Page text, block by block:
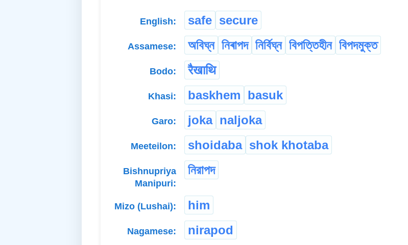
English: safe secure
Assamese: অবিঘ্ন নিৰাপদ নিৰ্বিঘ্ন বিপত্তিহীন বিপদমুক্ত
Bodo: रैखाथि
Khasi: baskhem basuk
Garo: joka naljoka
Meeteilon: shoidaba shok khotaba
Bishnupriya
Manipuri:
নিরাপদ
Mizo (Lushai): him
Nagamese: nirapod